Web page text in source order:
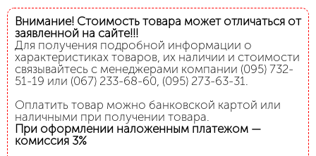
Внимание! Стоимость товара может отличаться от
заявленной на сайте!!!
Для получения подробной информации о
характеристиках товаров, их наличии и стоимости
связывайтесь с менеджерами компании (095) 732-
51-19 или (067) 233-68-60, (095) 273-63-31.
Оплатить товар можно банковской картой или
наличными при получении товара.
При оформлении наложенным платежом —
комиссия 3%